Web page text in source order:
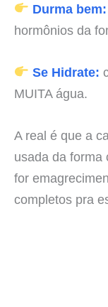
Durma bem:
hormônios da
Se Hidrate:
MUITA água.
A real é que a
usada da forma
for
completos pra